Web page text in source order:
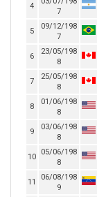
4
7
5
09/12/198
7
6
23/05/198
8
7
25/05/198
8
8
01/06/198
8
9
03/06/198
8
10
05/06/198
8
11
06/08/198
9